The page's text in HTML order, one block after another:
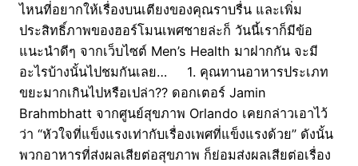
ไหนที่อยากให้เรื่องบนเตียงของคุณราบรื่น และเพิ่ม
ประสิทธิ์ภาพของฮอร์โมนเพศชายล่ะก็ วันนี้เราก็มีข้อ
แนะนำดีๆ จากเว็บไซต์ Men’s Health มาฝากกัน จะมี
อะไรบ้างนั้นไปชมกันเลย… 1. คุณทานอาหารประเภท
ขยะมากเกินไปหรือเปล่า?? ดอกเตอร์ Jamin
Brahmbhatt จากศูนย์สุขภาพ Orlando เคยกล่าวเอาไว้
ว่า “หัวใจที่แข็งแรงเท่ากับเรื่องเพศที่แข็งแรงด้วย” ดังนั้น
พวกอาหารที่ส่งผลเสียต่อสุขภาพ ก็ย่อมส่งผลเสียต่อเรื่อง